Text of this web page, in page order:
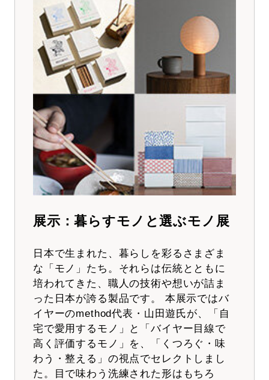
展示：暮らすモノと選ぶモノ展
日本で生まれた、暮らしを彩るさまざま
な「モノ」たち。それらは伝統とともに
培われてきた、職人の技術や想いが詰ま
った日本が誇る製品です。 本展示ではバ
イヤーのmethod代表・山田遊氏が、「自
宅で愛用するモノ」と「バイヤー目線で
高く評価するモノ」を、「くつろぐ・味
わう・整える」の視点でセレクトしまし
た。目で味わう洗練された形はもちろ